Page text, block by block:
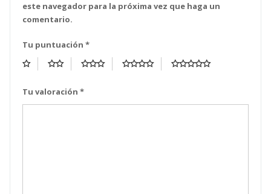
este navegador para la próxima vez que haga un
comentario.
Tu puntuación *
Tu valoración *